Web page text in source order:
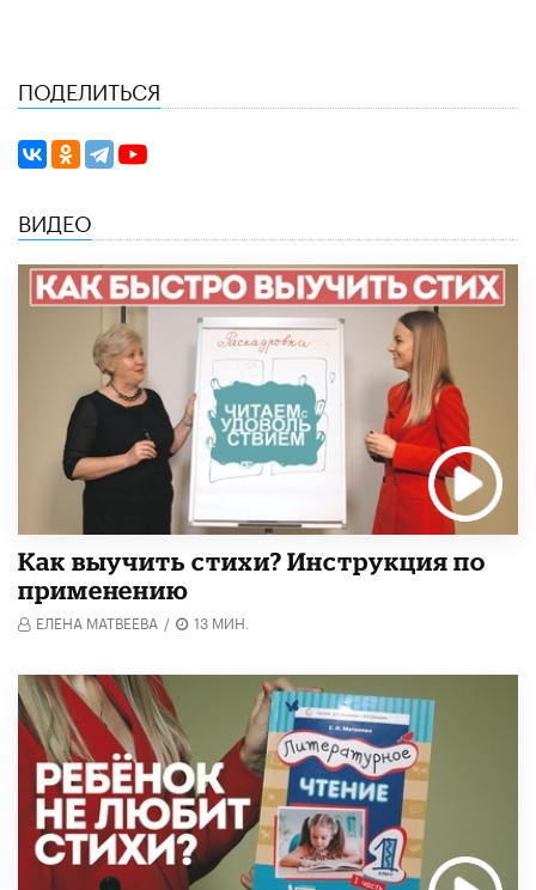
ПОДЕЛИТЬСЯ
ВИДЕО
Как выучить стихи? Инструкция по
применению
ЕЛЕНА МАТВЕЕВА / 13 МИН.